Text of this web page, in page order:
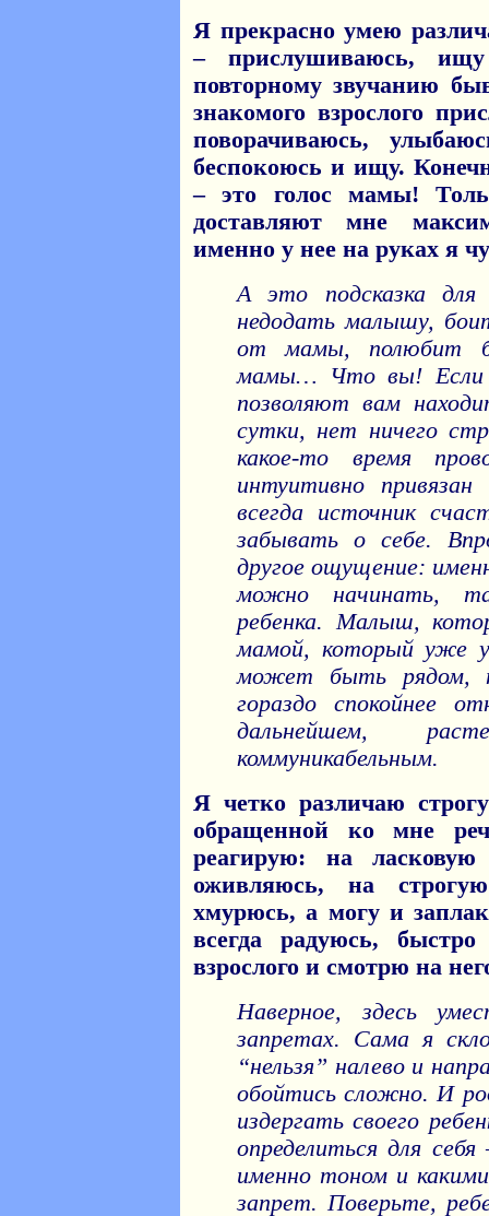
Я прекрасно умею
– прислушиваюсь,
повторному звучанию
знакомого взрослого
поворачиваюсь,
беспокоюсь и ищу.
– это голос мамы!
доставляют мне
именно у нее на руках я
А это подсказка
недодать малышу,
от мамы, полюбит
мамы… Что вы! Если
позволяют вам
сутки, нет ничего
какое-то время
интуитивно
всегда источник
забывать о себе.
другое ощущение:
можно начинать,
ребенка. Малыш,
мамой, который уже
может быть рядом,
гораздо спокойнее
дальнейшем,
коммуникабельным.
Я четко различаю
обращенной ко мне
реагирую: на
оживляюсь, на
хмурюсь, а могу и
всегда радуюсь,
взрослого и смотрю на
Наверное, здесь
запретах. Сама я
“нельзя” налево и
обойтись сложно. И
издергать своего
определиться для
именно тоном и
запрет. Поверьте,